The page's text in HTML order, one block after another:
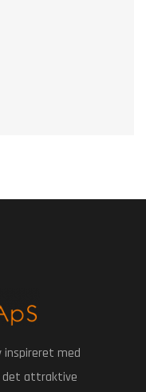
inspireret med
det attraktive